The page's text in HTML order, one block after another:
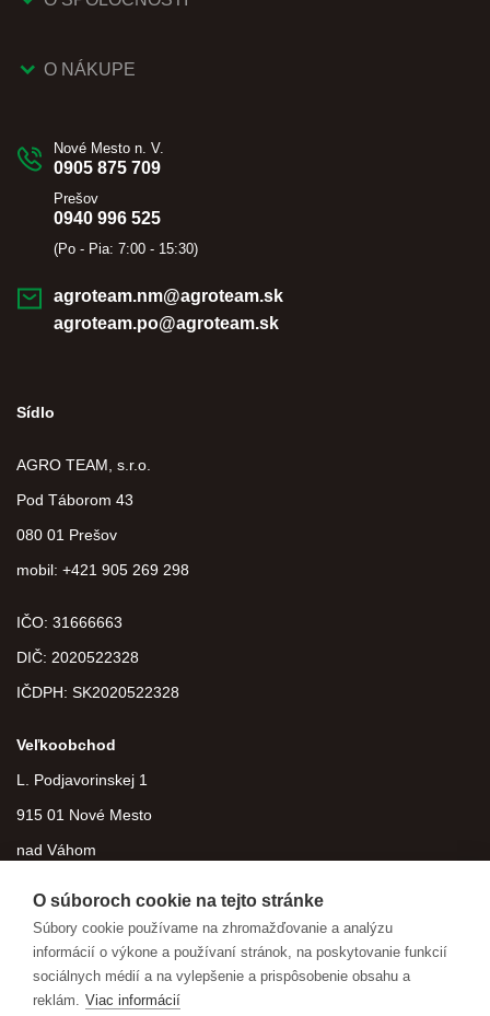
O NÁKUPE
Nové Mesto n. V.
0905 875 709
Prešov
0940 996 525
(Po - Pia: 7:00 - 15:30)
agroteam.nm@agroteam.sk
agroteam.po@agroteam.sk
Sídlo
AGRO TEAM, s.r.o.
Pod Táborom 43
080 01 Prešov
mobil: +421 905 269 298
IČO: 31666663
DIČ: 2020522328
IČDPH: SK2020522328
Veľkoobchod
L. Podjavorinskej 1
915 01 Nové Mesto
nad Váhom
O súboroch cookie na tejto stránke
Súbory cookie používame na zhromažďovanie a analýzu
informácií o výkone a používaní stránok, na poskytovanie funkcií
sociálnych médií a na vylepšenie a prispôsobenie obsahu a
reklám. Viac informácií